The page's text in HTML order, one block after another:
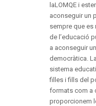
laLOMQE i
aconseguir un
sempre que
de l’educació
a aconseguir
democràtica.
sistema
filles i fills del
formats com a
proporcionem